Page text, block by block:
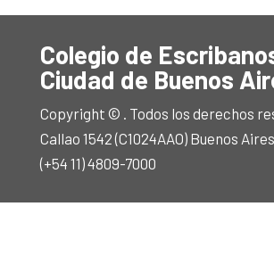
Colegio de
Ciudad de Buenos
Copyright © . Todos los derechos
Callao 1542 (C1024AAO) Buenos
(+54 11) 4809-7000